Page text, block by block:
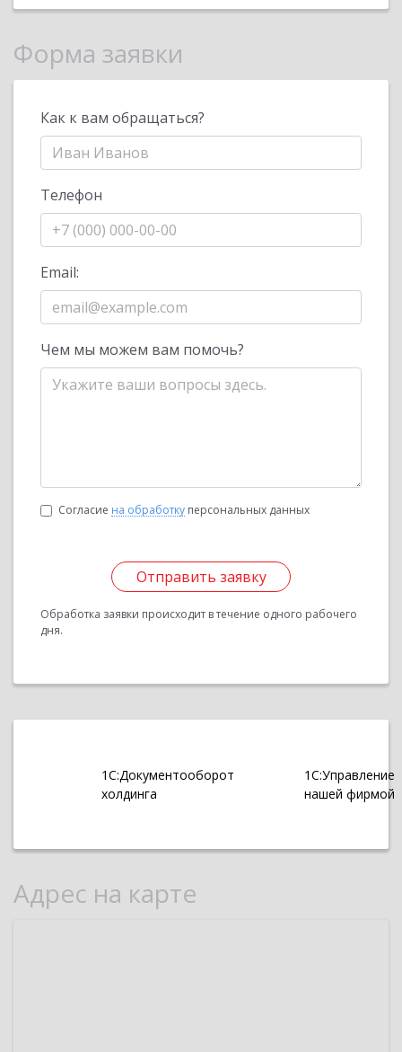
Форма заявки
Как к вам обращаться?
Телефон
Email:
Чем мы можем вам помочь?
Согласие на обработку персональных данных
Отправить заявку
Обработка заявки происходит в течение одного рабочего
дня.
1С:Документооборот
холдинга
1С:Управление
нашей фирмой
Адрес на карте